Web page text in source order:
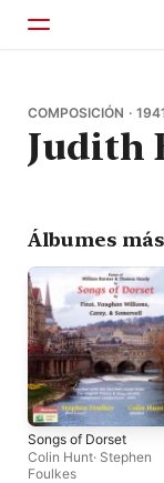
Inicio
Explorar
COMPOSICIÓN ·
Judith
Álbumes
Songs of Dorset
Colin Hunt· Stephen
Foulkes